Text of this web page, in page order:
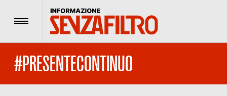
Menu
#PRESENTECONTINUO